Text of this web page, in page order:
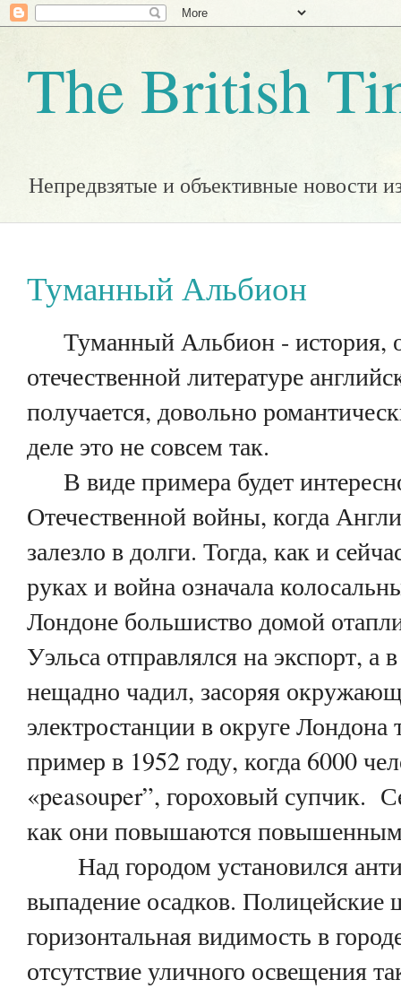
The British
Непредвзятые и объективные новости
Туманный Альбион
Туманный Альбион - история,
отечественной литературе
получается, довольно
деле это не совсем так.
В виде примера будет
Отечественной войны, когда
залезло в долги. Тогда, как и
руках и война означала
Лондоне большиство домой
Уэльса отправлялся на экспорт, а
нещадно чадил, засоряя
электростанции в округе
пример в 1952 году, когда 6000
«peasouper”, гороховый супчик.
как они повышаются повышенным
Над городом установился
выпадение осадков. Полицейские
горизонтальная видимость в
отсутствие уличного освещения